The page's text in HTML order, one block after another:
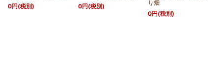
0円(税別)
0円(税別)
り畑
0円(税別)